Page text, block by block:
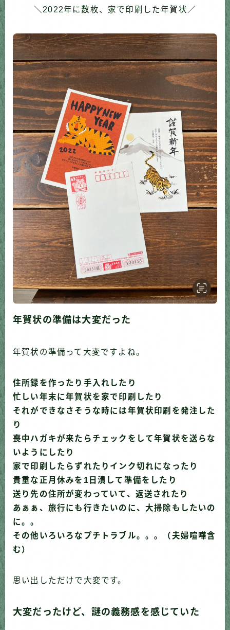
＼2022年に数枚、家で印刷した年賀状／
年賀状の準備は大変だった
年賀状の準備って大変ですよね。
住所録を作ったり手入れしたり
忙しい年末に年賀状を家で印刷したり
それができなさそうな時には年賀状印刷を発注した
り
喪中ハガキが来たらチェックをして年賀状を送らな
いようにしたり
家で印刷したらずれたりインク切れになったり
貴重な正月休みを1日潰して準備をしたり
送り先の住所が変わっていて、返送されたり
あぁぁ、旅行にも行きたいのに、大掃除もしたいの
に。。
その他いろいろなプチトラブル。。。（夫婦喧嘩含
む）
思い出しただけで大変です。
大変だったけど、謎の義務感を感じていた